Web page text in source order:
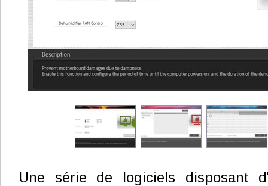
Une série de logiciels disposant